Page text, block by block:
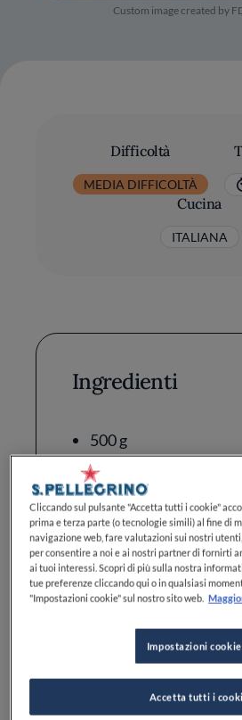
Custom image created by
Difficoltà
MEDIA DIFFICOLTÀ
Cucina
ITALIANA
Ingredienti
500 g
Acqua a temperatura
310 ml
Lievito di birra fresco:
Sale: 8 g
Olio extravergine di
Passata di pomodoro:
Mozzarella: 250 g
Olio extravergine di
Cliccando sul pulsante "Accetta tutti i cookie"
prima e terza parte (o tecnologie simili) al fine di
navigazione web, fare valutazioni sui nostri
per consentire a noi e ai nostri partner di fornirti
ai tuoi interessi. Scopri di più sulla nostra
tue preferenze cliccando qui o in qualsiasi
"Impostazioni cookie" sul nostro sito web.
Impostazioni cookie
Accetta tutti i